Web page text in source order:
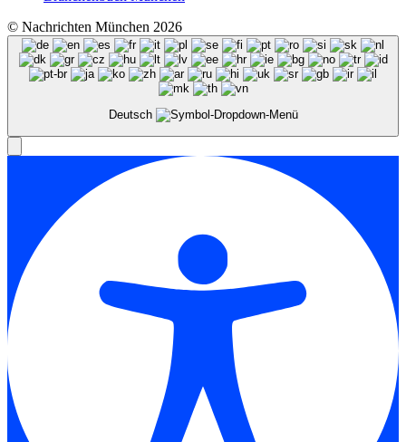
© Nachrichten München 2026
Deutsch